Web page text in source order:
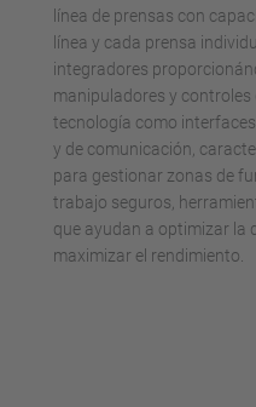
línea de prensas con
línea y cada prensa
integradores
manipuladores y controles
tecnología como
y de comunicación,
para gestionar zonas de
trabajo seguros,
que ayudan a optimizar la
maximizar el rendimiento.